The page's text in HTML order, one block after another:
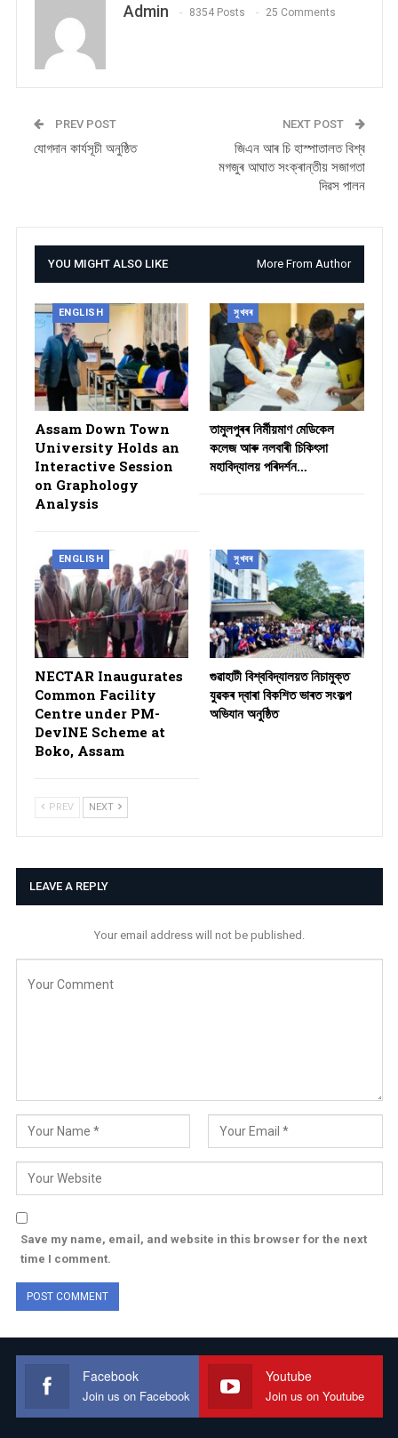
Admin 8354 Posts 25 Comments
PREV POST
যোগদান কাৰ্যসূচী অনুষ্ঠিত
NEXT POST
জিএন আৰ চি হাস্পাতালত বিশ্ব
মগজুৰ আঘাত সংক্ৰান্তীয় সজাগতা
দিৱস পালন
YOU MIGHT ALSO LIKE More From Author
ENGLISH
Assam Down Town
University Holds an
Interactive Session
on Graphology
Analysis
সুখবৰ
তামুলপুৰৰ নিৰ্মীয়মাণ মেডিকেল
কলেজ আৰু নলবাৰী চিকিৎসা
মহাবিদ্যালয় পৰিদৰ্শন…
ENGLISH
NECTAR Inaugurates
Common Facility
Centre under PM-
DevINE Scheme at
Boko, Assam
সুখবৰ
গুৱাহাটী বিশ্ববিদ্যালয়ত নিচামুক্ত
যুৱকৰ দ্বাৰা বিকশিত ভাৰত সংকল্প
অভিযান অনুষ্ঠিত
PREV NEXT
LEAVE A REPLY
Your email address will not be published.
Save my name, email, and website in this browser for the next
time I comment.
Facebook
Join us on Facebook
Youtube
Join us on Youtube